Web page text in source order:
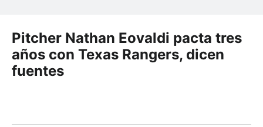
Pitcher Nathan Eovaldi pacta tres
años con Texas Rangers, dicen
fuentes